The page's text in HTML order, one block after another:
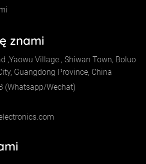
znami
,Yaowu Village , Shiwan Town, Boluo
Guangdong Province, China
(Whatsapp/Wechat)